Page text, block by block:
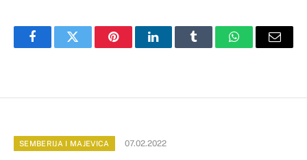
FacebookTwitter PinterestLinkedInTumblr WhatsAppEmail
SEMBERIJA I MAJEVICA 07.02.2022